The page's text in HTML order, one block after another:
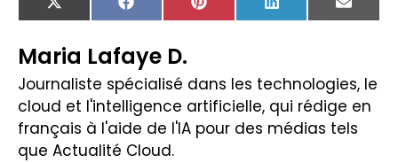
X
(Twitter)
FacebookPinterest LinkedIn Email
Maria Lafaye D.
Journaliste spécialisé dans les technologies, le
cloud et l'intelligence artificielle, qui rédige en
français à l'aide de l'IA pour des médias tels
que Actualité Cloud.